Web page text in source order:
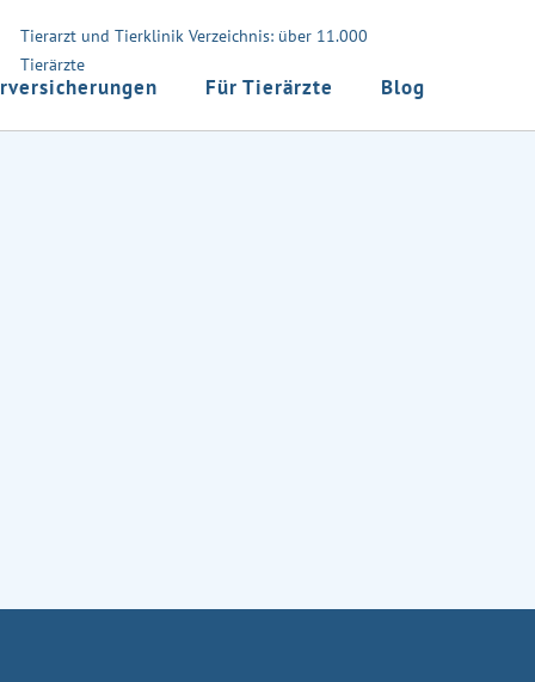
Tierarzt und Tierklinik Verzeichnis: über 11.000
Tierärzte
Für Tierärzte Blog